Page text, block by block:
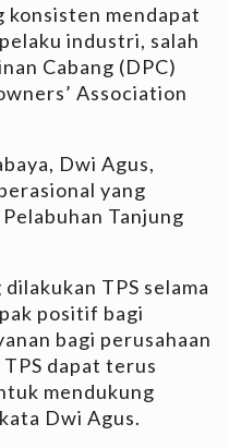
konsisten mendapat
industri, salah
Cabang (DPC)
Association
Dwi Agus,
yang
Tanjung
TPS selama
positif bagi
bagi perusahaan
dapat terus
mendukung
Dwi Agus.